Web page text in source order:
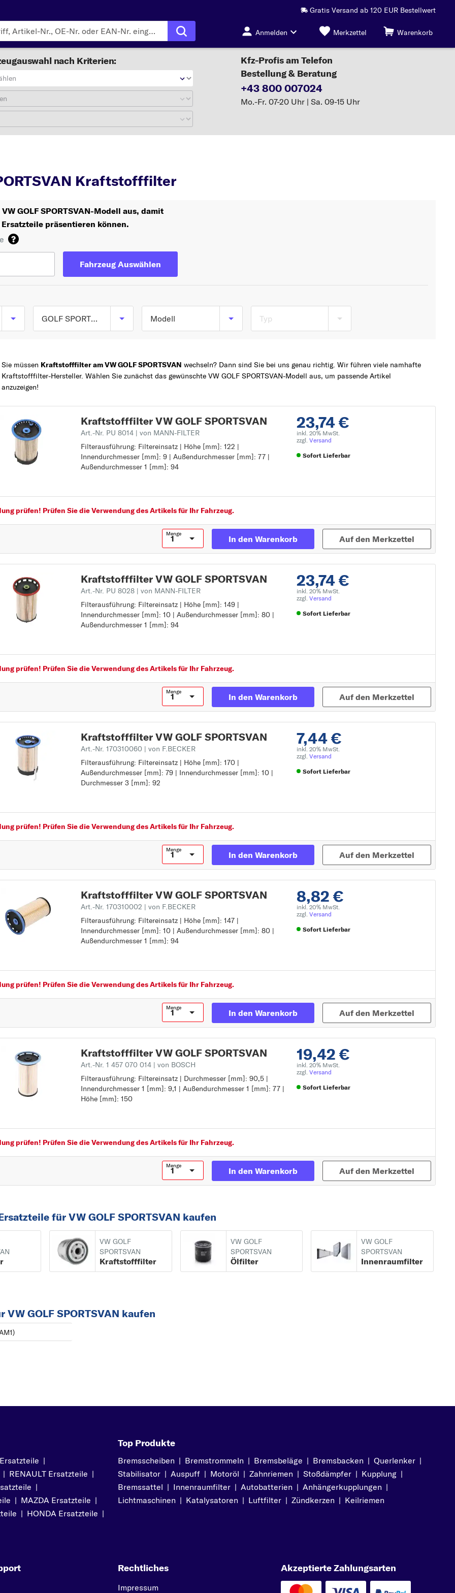
Gratis Versand ab 120 EUR Bestellwert
Anmelden Merkzettel Warenkorb
nach Kriterien:
Kfz-Profis am Telefon
Bestellung & Beratung
+43 800 007024
Mo.-Fr. 07-20 Uhr | Sa. 09-15 Uhr
Kraftstofffilter
GOLF SPORTSVAN-Modell aus, damit
präsentieren können.
Fahrzeug Auswählen
GOLF SPORTSVAN
POLO
TOURAN
B
BEETLE
CORRADO
CRAFTER 30-35
CRAFTER 30-50
EOS
F
FOX
GOLF ALLTRACK
GOLF SPORTSVAN
KAEFER
KARMANN GHIA
L
LT 28-46
M
MULTIVAN
PASSAT
PASSAT ALLTRACK
PHAETON
SCIROCCO
TIGUAN
TRANSPORTER
UP
VENTO
Modell Typ
Sie müssen Kraftstofffilter am VW GOLF SPORTSVAN wechseln? Dann sind Sie bei uns genau richtig. Wir führen viele namhafte
Kraftstofffilter-Hersteller. Wählen Sie zunächst das gewünschte VW GOLF SPORTSVAN-Modell aus, um passende Artikel
anzuzeigen!
23,74 €
inkl. 20% MwSt.
zzgl. Versand
Sofort Lieferbar
Kraftstofffilter VW GOLF SPORTSVAN
Art.-Nr. PU 8014 | von MANN-FILTER
Filterausführung: Filtereinsatz | Höhe [mm]: 122 |
Innendurchmesser [mm]: 9 | Außendurchmesser [mm]: 77 |
Außendurchmesser 1 [mm]: 94
Filterausführung: Filtereinsatz
Höhe [mm]: 122
Innendurchmesser [mm]: 9
prüfen! Prüfen Sie die Verwendung des Artikels für Ihr Fahrzeug.
Menge
In den Warenkorb Auf den Merkzettel
23,74 €
inkl. 20% MwSt.
zzgl. Versand
Sofort Lieferbar
Kraftstofffilter VW GOLF SPORTSVAN
Art.-Nr. PU 8028 | von MANN-FILTER
Filterausführung: Filtereinsatz | Höhe [mm]: 149 |
Innendurchmesser [mm]: 10 | Außendurchmesser [mm]: 80 |
Außendurchmesser 1 [mm]: 94
Filterausführung: Filtereinsatz
Höhe [mm]: 149
Innendurchmesser [mm]: 10
prüfen! Prüfen Sie die Verwendung des Artikels für Ihr Fahrzeug.
Menge
In den Warenkorb Auf den Merkzettel
7,44 €
inkl. 20% MwSt.
zzgl. Versand
Sofort Lieferbar
Kraftstofffilter VW GOLF SPORTSVAN
Art.-Nr. 170310060 | von F.BECKER
Filterausführung: Filtereinsatz | Höhe [mm]: 170 |
Außendurchmesser [mm]: 79 | Innendurchmesser [mm]: 10 |
Durchmesser 3 [mm]: 92
Filterausführung: Filtereinsatz
Höhe [mm]: 170
Außendurchmesser [mm]: 79
prüfen! Prüfen Sie die Verwendung des Artikels für Ihr Fahrzeug.
Menge
In den Warenkorb Auf den Merkzettel
8,82 €
inkl. 20% MwSt.
zzgl. Versand
Sofort Lieferbar
Kraftstofffilter VW GOLF SPORTSVAN
Art.-Nr. 170310002 | von F.BECKER
Filterausführung: Filtereinsatz | Höhe [mm]: 147 |
Innendurchmesser [mm]: 10 | Außendurchmesser [mm]: 80 |
Außendurchmesser 1 [mm]: 94
Filterausführung: Filtereinsatz
Höhe [mm]: 147
Innendurchmesser [mm]: 10
prüfen! Prüfen Sie die Verwendung des Artikels für Ihr Fahrzeug.
Menge
In den Warenkorb Auf den Merkzettel
19,42 €
inkl. 20% MwSt.
zzgl. Versand
Sofort Lieferbar
Kraftstofffilter VW GOLF SPORTSVAN
Art.-Nr. 1 457 070 014 | von BOSCH
Filterausführung: Filtereinsatz | Durchmesser [mm]: 90,5 |
Innendurchmesser 1 [mm]: 9,1 | Außendurchmesser 1 [mm]: 77 |
Höhe [mm]: 150
Filterausführung: Filtereinsatz
Durchmesser [mm]: 90,5
Innendurchmesser 1 [mm]: 9,1
prüfen! Prüfen Sie die Verwendung des Artikels für Ihr Fahrzeug.
Menge
In den Warenkorb Auf den Merkzettel
für VW GOLF SPORTSVAN kaufen
VW GOLF
SPORTSVAN
Kraftstofffilter
VW GOLF
SPORTSVAN
Ölfilter
VW GOLF
SPORTSVAN
Innenraumfilter
GOLF SPORTSVAN kaufen
|
| RENAULT Ersatzteile |
|
| MAZDA Ersatzteile |
| HONDA Ersatzteile |
Top Produkte
Bremsscheiben | Bremstrommeln | Bremsbeläge | Bremsbacken | Querlenker |
Stabilisator | Auspuff | Motoröl | Zahnriemen | Stoßdämpfer | Kupplung |
Bremssattel | Innenraumfilter | Autobatterien | Anhängerkupplungen |
Lichtmaschinen | Katalysatoren | Luftfilter | Zündkerzen | Keilriemen
Rechtliches
Impressum
Akzeptierte Zahlungsarten